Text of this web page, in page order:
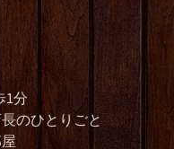
1分
のひとりごと